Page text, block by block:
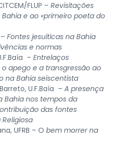
FLUP – Revisitações
e ao «primeiro poeta do
Fontes jesuíticas na Bahia
e normas
– Entrelaços
apego e a transgressão ao
na Bahia seiscentista
U.F.Baía – A presença
Bahia nos tempos da
das fontes
UFRB – O bem morrer na